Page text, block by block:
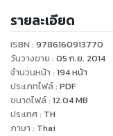
ทอดพระเนตรมาสบกับ
กันนิ่งอยู่นาน...กว่าอา
เริ่มสั่นขณะที่พระองค์ท
ถึงที่นี่แต่ไม่ได้คุ้มกันพร
พระองค์ต่างหากที่ต้อง
จริงไปได้อย่างไร...
“ข้ารักเจ้า...อาดีว่าขอ
รายละเอียด
ISBN : 9786160913770
วันวางขาย : 05 ก.ย. 2014
จำนวนหน้า : 194หน้า
ประเภทไฟล์: PDF
ขนาดไฟล์: 12.04MB
ประเทศ: TH
ภาษา : Thai